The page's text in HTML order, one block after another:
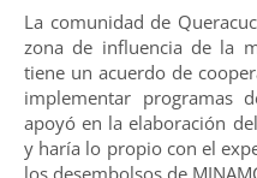
La comunidad de
zona de influencia de la
tiene un acuerdo de
implementar programas
apoyó en la elaboración
y haría lo propio con el
los desembolsos de